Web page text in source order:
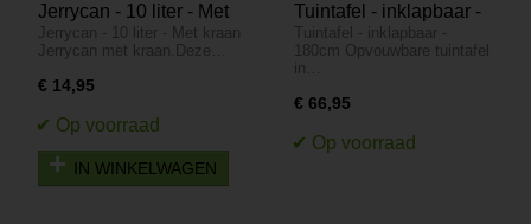
Jerrycan - 10 liter - Met
kraan
Jerrycan - 10 liter - Met kraan
Jerrycan met kraan.Deze…
€ 14,95
IN WINKELWAGEN
Tuintafel - inklapbaar -
180cm
Tuintafel - inklapbaar -
180cm Opvouwbare tuintafel
in…
€ 66,95